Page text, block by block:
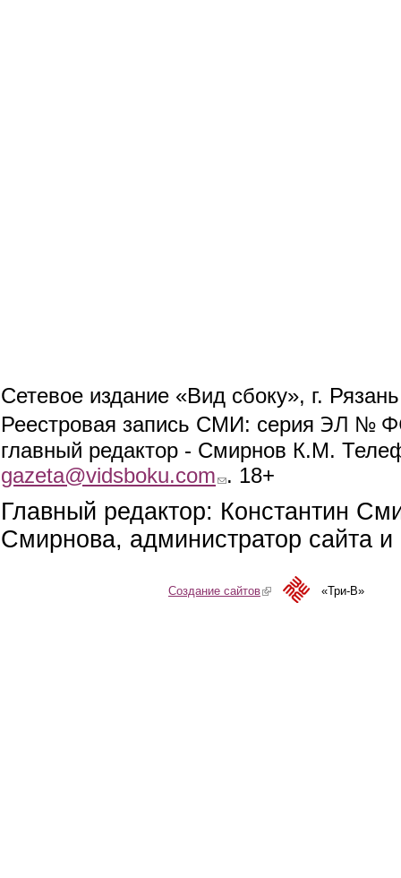
Сетевое издание «Вид сбоку», г.
Реестровая запись СМИ: серия ЭЛ №
главный редактор - Смирнов К.М.
gazeta@vidsboku.com (link sends e-mail)
. 18+
Главный редактор: Константин
Смирнова, администратор сайта
Создание сайтов(link is external)«Три-В»